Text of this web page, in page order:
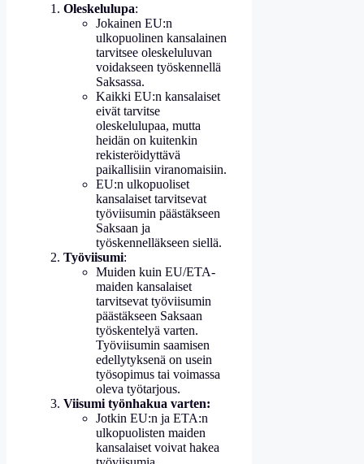
Oleskelulupa:
Jokainen EU:n
ulkopuolinen kansalainen
tarvitsee oleskeluluvan
voidakseen työskennellä
Saksassa.
Kaikki EU:n kansalaiset
eivät tarvitse
oleskelulupaa, mutta
heidän on kuitenkin
rekisteröidyttävä
paikallisiin viranomaisiin.
EU:n ulkopuoliset
kansalaiset tarvitsevat
työviisumin päästäkseen
Saksaan ja
työskennelläkseen siellä.
Työviisumi:
Muiden kuin EU/ETA-
maiden kansalaiset
tarvitsevat työviisumin
päästäkseen Saksaan
työskentelyä varten.
Työviisumin saamisen
edellytyksenä on usein
työsopimus tai voimassa
oleva työtarjous.
Viisumi työnhakua varten:
Jotkin EU:n ja ETA:n
ulkopuolisten maiden
kansalaiset voivat hakea